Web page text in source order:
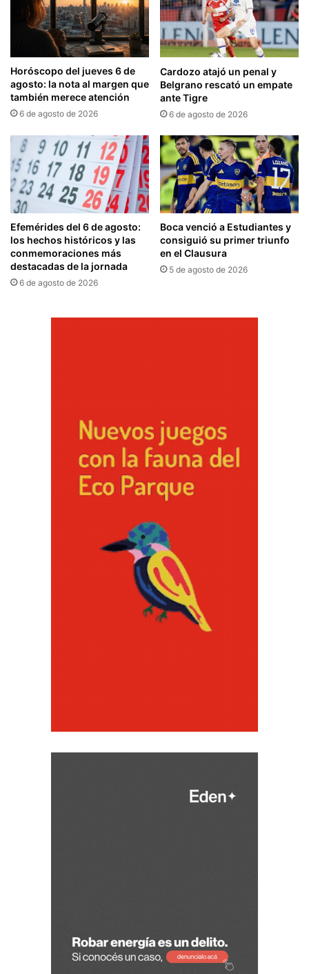
Horóscopo del jueves 6 de
agosto: la nota al margen que
también merece atención
6 de agosto de 2026
Cardozo atajó un penal y
Belgrano rescató un empate
ante Tigre
6 de agosto de 2026
Efemérides del 6 de agosto:
los hechos históricos y las
conmemoraciones más
destacadas de la jornada
6 de agosto de 2026
Boca venció a Estudiantes y
consiguió su primer triunfo
en el Clausura
5 de agosto de 2026